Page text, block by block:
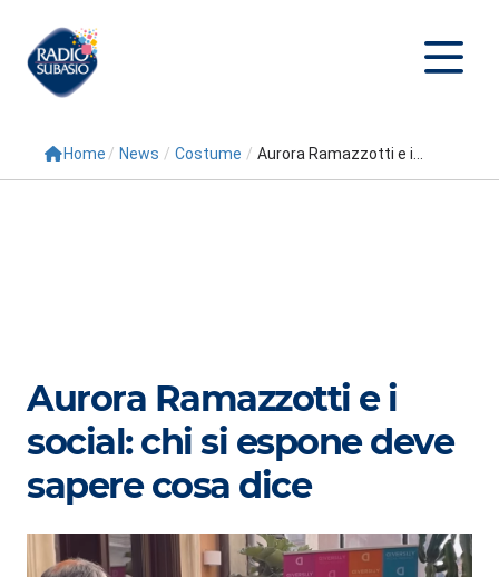
Cerca
Conduttori
Repliche
Podcast
3xTe
Home / News / Costume / Aurora Ramazzotti e i...
Aurora Ramazzotti e i
social: chi si espone deve
sapere cosa dice